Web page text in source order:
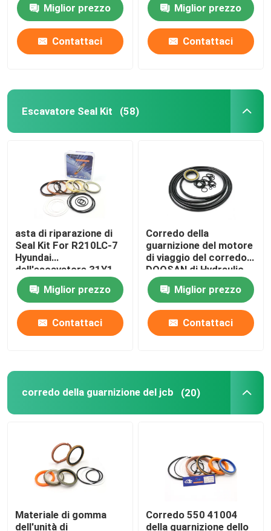
Casa
Prodotti
Video
Circa noi
Notizie
Miglior prezzo
Contattaci
Miglior prezzo
Contattaci
Escavatore Seal Kit (58)
asta di riparazione di
Seal Kit For R210LC-7
Hyundai
dell'escavatore 31Y1-
15880
Miglior prezzo
Contattaci
Corredo della
guarnizione del motore
di viaggio del corredo
DOOSAN di Hydraulic
Pump Seal
dell'escavatore DX225
Miglior prezzo
Contattaci
corredo della guarnizione del jcb (20)
Materiale di gomma
dell'unità di
Corredo 550 41004
della guarnizione dello